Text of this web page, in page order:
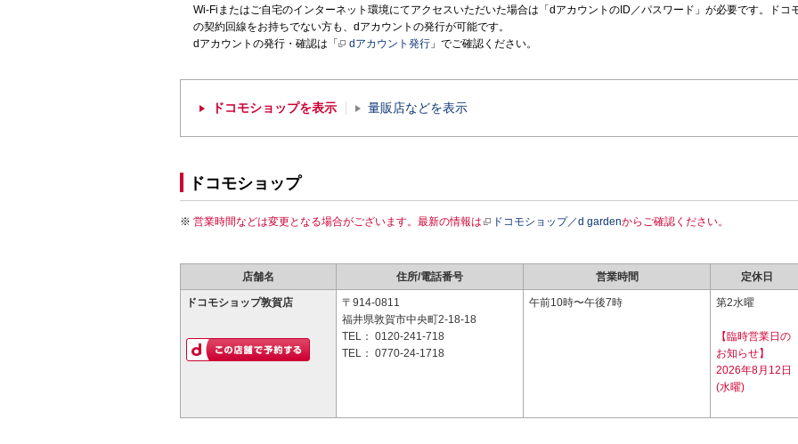
Wi-Fiまたはご自宅のインターネット環境にてアクセスいただいた場合は「dアカウントのID／パスワード」が必要です。ドコ
の契約回線をお持ちでない方も、dアカウントの発行が可能です。
dアカウントの発行・確認は「
dアカウント発行 」でご確認ください。
ドコモショップを表示 量販店などを表示
ドコモショップ
営業時間などは変更となる場合がございます。最新の情報は ドコモショップ／d gardenからご確認ください。
店舗名 住所/電話番号 営業時間 定休日
ドコモショップ敦賀店
〒914-0811
福井県敦賀市中央町2-18-18
TEL： 0120-241-718
TEL： 0770-24-1718
午前10時〜午後7時 第2水曜
【臨時営業日の
お知らせ】
2026年8月12日
(水曜)